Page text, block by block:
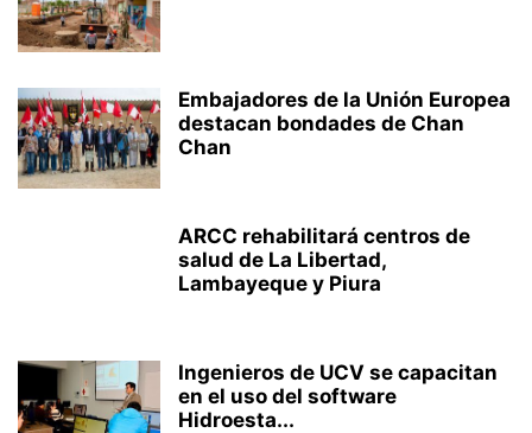
Embajadores de la Unión Europea
destacan bondades de Chan
Chan
ARCC rehabilitará centros de
salud de La Libertad,
Lambayeque y Piura
Ingenieros de UCV se capacitan
en el uso del software
Hidroesta...